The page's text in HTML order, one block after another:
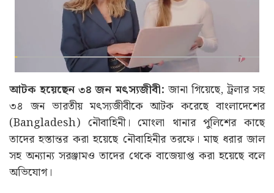
আটক হয়েছেন ৩৪ জন মৎস্যজীবী: জানা গিয়েছে, ট্রলার সহ
৩৪ জন ভারতীয় মৎস্যজীবীকে আটক করেছে বাংলাদেশের
(Bangladesh) নৌবাহিনী। মোংলা থানার পুলিশের কাছে
তাদের হস্তান্তর করা হয়েছে নৌবাহিনীর তরফে। মাছ ধরার জাল
সহ অন্যান্য সরঞ্জামও তাদের থেকে বাজেয়াপ্ত করা হয়েছে বলে
অভিযোগ।